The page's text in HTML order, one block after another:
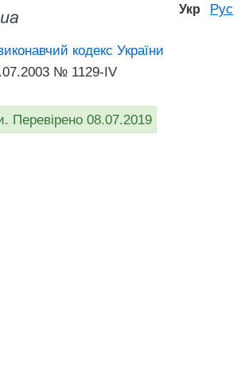
Укр Рус
кодекс України
№ 1129-IV
Перевірено 08.07.2019